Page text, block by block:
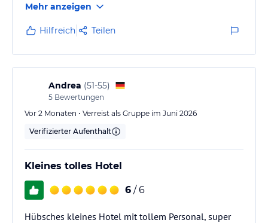
einem Hotel erlebt. Man fühlt sich hier sofort wie
zuhause.
Die Zimmer sind sehr liebevoll eingerichtet, teilweise
etwas klein, aber doch ausreichend. Das Frühstück
war zwar jeden Tag gleich, aber dennoch völlig ok für
den Preis. Man findet immer etwas, was einem
schmeckt. …
Mehr anzeigen
Hilfreich Teilen
Andrea (51-55)
5 Bewertungen
Vor 2 Monaten • Verreist als Gruppe im Juni 2026
Verifizierter Aufenthalt
Kleines tolles Hotel
6 / 6
Hübsches kleines Hotel mit tollem Personal, super